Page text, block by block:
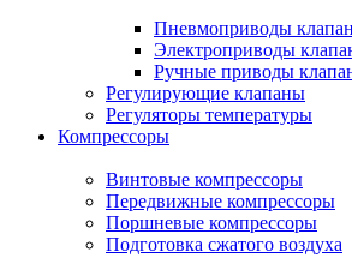
Пневмоприводы
Электроприводы
Ручные приводы
Регулирующие клапаны
Регуляторы температуры
Компрессоры
Винтовые компрессоры
Передвижные компрессоры
Поршневые компрессоры
Подготовка сжатого воздуха